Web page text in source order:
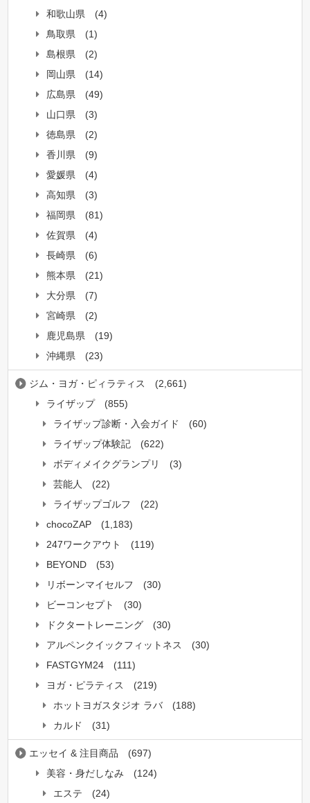
和歌山県
(4)
鳥取県
(1)
島根県
(2)
岡山県
(14)
広島県
(49)
山口県
(3)
徳島県
(2)
香川県
(9)
愛媛県
(4)
高知県
(3)
福岡県
(81)
佐賀県
(4)
長崎県
(6)
熊本県
(21)
大分県
(7)
宮崎県
(2)
鹿児島県
(19)
沖縄県
(23)
ジム・ヨガ・ピィラティス
(2,661)
ライザップ
(855)
ライザップ診断・入会ガイド
(60)
ライザップ体験記
(622)
ボディメイクグランプリ
(3)
芸能人
(22)
ライザップゴルフ
(22)
chocoZAP
(1,183)
247ワークアウト
(119)
BEYOND
(53)
リボーンマイセルフ
(30)
ビーコンセプト
(30)
ドクタートレーニング
(30)
アルペンクイックフィットネス
(30)
FASTGYM24
(111)
ヨガ・ピラティス
(219)
ホットヨガスタジオ ラバ
(188)
カルド
(31)
エッセイ & 注目商品
(697)
美容・身だしなみ
(124)
エステ
(24)